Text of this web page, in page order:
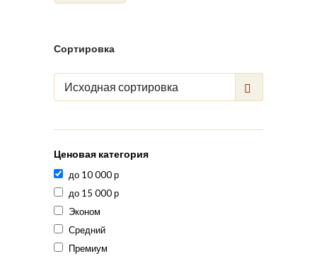
Сортировка
Исходная сортировка
Ценовая категория
до 10 000 р
до 15 000 р
Эконом
Средний
Премиум